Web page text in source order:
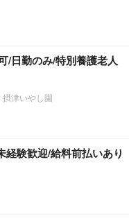
/日勤のみ/特別養護老人
津いやし園
験歓迎/給料前払いあり